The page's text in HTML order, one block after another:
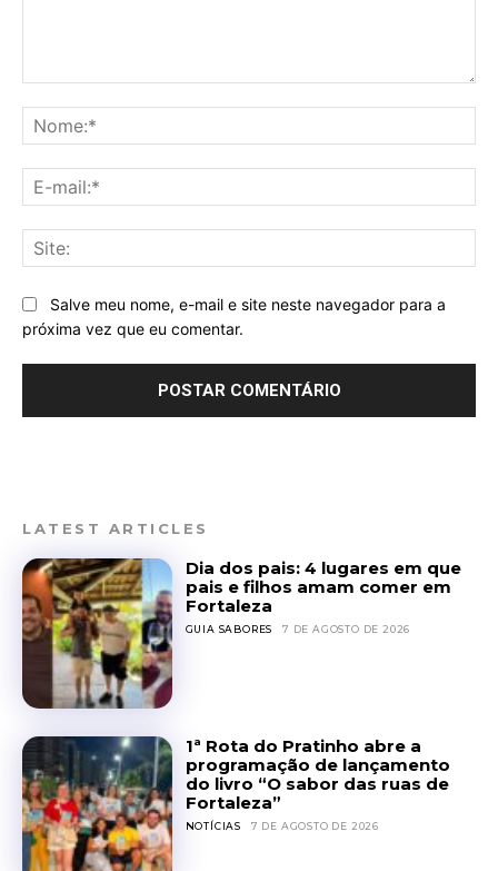
Salve meu nome, e-mail e site neste navegador para a
próxima vez que eu comentar.
LATEST ARTICLES
Dia dos pais: 4 lugares em que
pais e filhos amam comer em
Fortaleza
GUIA SABORES 7 DE AGOSTO DE 2026
1ª Rota do Pratinho abre a
programação de lançamento
do livro “O sabor das ruas de
Fortaleza”
NOTÍCIAS 7 DE AGOSTO DE 2026